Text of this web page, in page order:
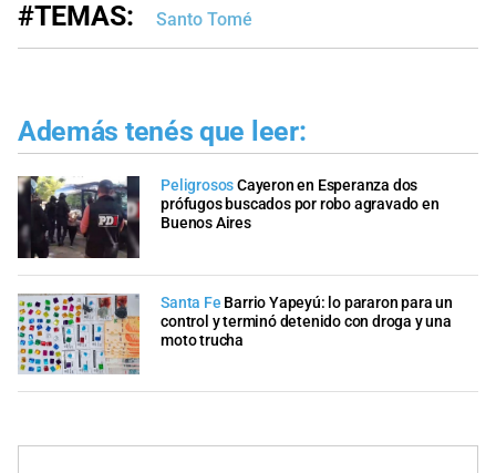
#TEMAS: Santo Tomé
Además tenés que leer:
PeligrososCayeron en Esperanza dos
prófugos buscados por robo agravado en
Buenos Aires
Santa Fe Barrio Yapeyú: lo pararon para un
control y terminó detenido con droga y una
moto trucha